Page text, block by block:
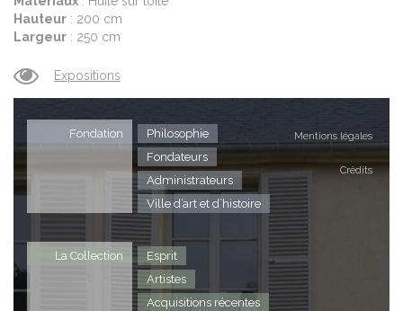
Hauteur : 200 cm
Largeur : 250 cm
Expositions
Mentions légales
Crédits
Fondation
Philosophie
Fondateurs
Administrateurs
Ville d’art et d’histoire
La Collection
Esprit
Artistes
Acquisitions récentes